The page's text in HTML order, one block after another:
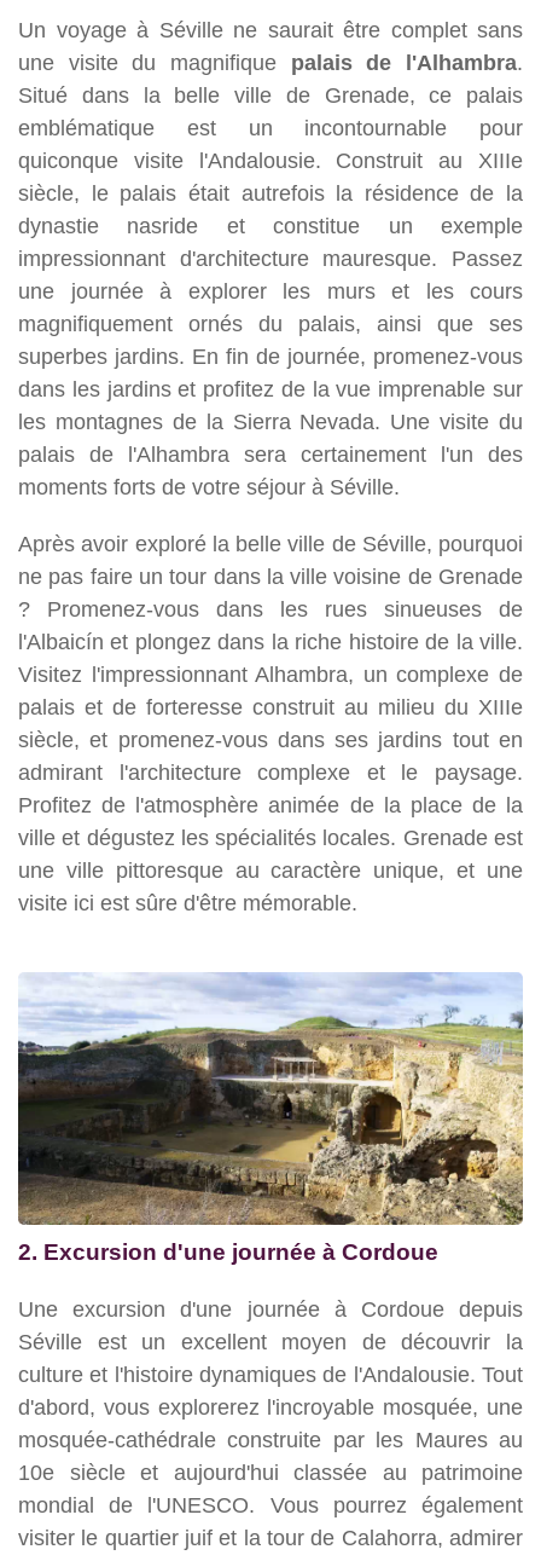
Un voyage à Séville ne saurait être complet sans
une visite du magnifique palais de l'Alhambra.
Situé dans la belle ville de Grenade, ce palais
emblématique est un incontournable pour
quiconque visite l'Andalousie. Construit au XIIIe
siècle, le palais était autrefois la résidence de la
dynastie nasride et constitue un exemple
impressionnant d'architecture mauresque. Passez
une journée à explorer les murs et les cours
magnifiquement ornés du palais, ainsi que ses
superbes jardins. En fin de journée, promenez-vous
dans les jardins et profitez de la vue imprenable sur
les montagnes de la Sierra Nevada. Une visite du
palais de l'Alhambra sera certainement l'un des
moments forts de votre séjour à Séville.
Après avoir exploré la belle ville de Séville, pourquoi
ne pas faire un tour dans la ville voisine de Grenade
? Promenez-vous dans les rues sinueuses de
l'Albaicín et plongez dans la riche histoire de la ville.
Visitez l'impressionnant Alhambra, un complexe de
palais et de forteresse construit au milieu du XIIIe
siècle, et promenez-vous dans ses jardins tout en
admirant l'architecture complexe et le paysage.
Profitez de l'atmosphère animée de la place de la
ville et dégustez les spécialités locales. Grenade est
une ville pittoresque au caractère unique, et une
visite ici est sûre d'être mémorable.
2. Excursion d'une journée à Cordoue
Une excursion d'une journée à Cordoue depuis
Séville est un excellent moyen de découvrir la
culture et l'histoire dynamiques de l'Andalousie. Tout
d'abord, vous explorerez l'incroyable mosquée, une
mosquée-cathédrale construite par les Maures au
10e siècle et aujourd'hui classée au patrimoine
mondial de l'UNESCO. Vous pourrez également
visiter le quartier juif et la tour de Calahorra, admirer